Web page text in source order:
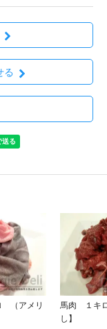
る
（アメリ
馬肉 １キ
し】